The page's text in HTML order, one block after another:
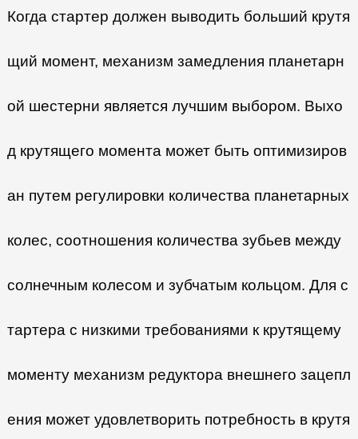
Когда стартер должен выводить больший крутя
щий момент, механизм замедления планетарн
ой шестерни является лучшим выбором. Выхо
д крутящего момента может быть оптимизиров
ан путем регулировки количества планетарных
колес, соотношения количества зубьев между
солнечным колесом и зубчатым кольцом. Для с
тартера с низкими требованиями к крутящему
моменту механизм редуктора внешнего зацепл
ения может удовлетворить потребность в крутя